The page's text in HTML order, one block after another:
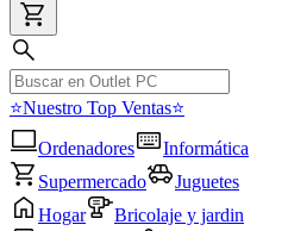
⭐Nuestro Top Ventas⭐
Ordenadores
Informática
Supermercado
Juguetes
Hogar
Bricolaje y jardin